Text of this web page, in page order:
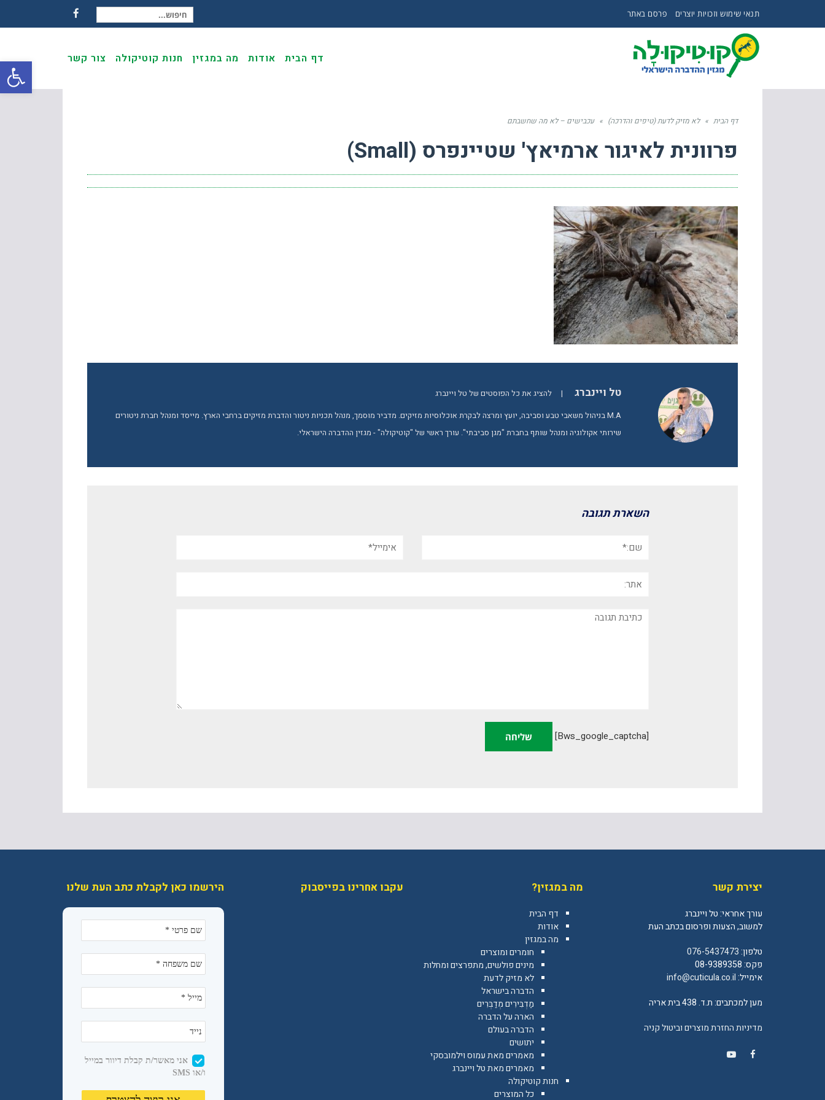
תנאי שימוש וזכויות יוצרים פרסם באתר
חיפוש עבור:
Facebook
דף הבית אודות מה במגזין חנות קוטיקולה צור קשר
דף הבית » לא מזיק לדעת (טיפים והדרכה) » עכבישים – לא מה שחשבתם
פרוונית לאיגור ארמיאץ' שטיינפרס (Small)
טל ויינברג |
להציג את כל הפוסטים של טל ויינברג
M.A בניהול משאבי טבע וסביבה, יועץ ומרצה לבקרת אוכלוסיות מזיקים. מדביר מוסמך, מנהל תכניות ניטור והדברת מזיקים ברחבי הארץ. מייסד ומנהל חברת ניטורים
שירותי אקולוגיה ומנהל שותף בחברת "מגן סביבתי". עורך ראשי של "קוטיקולה" - מגזין ההדברה הישראלי.
השארת תגובה
תגובה
[bws_google_captcha]
יצירת קשר
עורך אחראי: טל ויינברג
למשוב, הצעות ופרסום בכתב העת
טלפון:076-5437473
פקס: 08-9389358
אימייל:info@cuticula.co.il
מען למכתבים: ת.ד. 438 בית אריה
מדיניות החזרת מוצרים וביטול קניה
מה במגזין?
דף הבית
אודות
מה במגזין
חומרים ומוצרים
מינים פולשים, מתפרצים ומחלות
לא מזיק לדעת
הדברה בישראל
מַדְבִּירִים מְדַבְּרִים
הארה על הדברה
הדברה בעולם
יתושים
מאמרים מאת עמוס וילמובסקי
מאמרים מאת טל ויינברג
חנות קוטיקולה
כל המוצרים
עקבו אחרינו בפייסבוק הירשמו כאן לקבלת כתב העת שלנו